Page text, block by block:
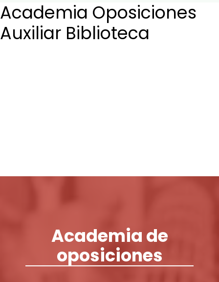
Preguntas Frecuentes
Academia Oposiciones
Auxiliar Biblioteca
Academia de
oposiciones